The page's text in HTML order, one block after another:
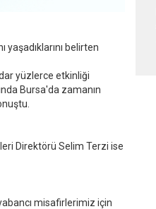
belirten
yüzlerce etkinliği
Bursa'da zamanın
Direktörü Selim Terzi ise
misafirlerimiz için